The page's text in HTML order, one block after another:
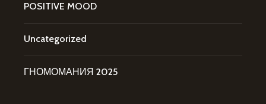
POSITIVE MOOD
Uncategorized
ГНОМОМАНИЯ 2025